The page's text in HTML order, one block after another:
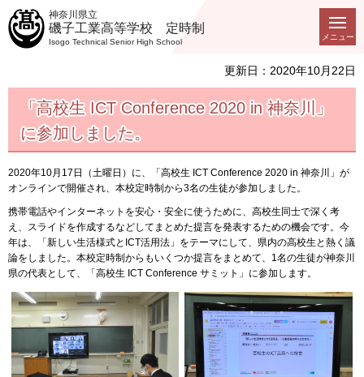
神奈川県立
磯子工業高等学校 定時制
Isogo Technical Senior High School
メニュー
更新日：2020年10月22日
「高校生 ICT Conference 2020 in 神奈川」
に参加しました。
2020年10月17日（土曜日）に、「高校生 ICT Conference 2020 in 神奈川」が
オンラインで開催され、本校定時制から3名の生徒が参加しました。
携帯電話やインターネットを安心・安全に使うために、高校生同士で深く考
え、スライドを作成するなどしてまとめた提言を発表するための機会です。今
年は、「新しい生活様式とICT活用法」をテーマにして、県内の高校生と熱く議
論をしました。本校定時制からもいくつか提言をまとめて、1名の生徒が神奈川
県の代表として、「高校生 ICT Conference サミット」に参加します。